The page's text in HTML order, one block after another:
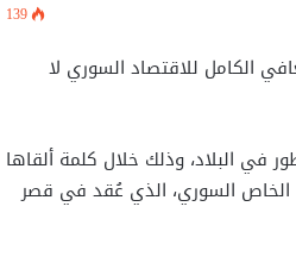
139
الكامل للاقتصاد السوري لا
في البلاد، وذلك خلال كلمة ألقاها
الخاص السوري، الذي عُقد في قصر
التطورات.